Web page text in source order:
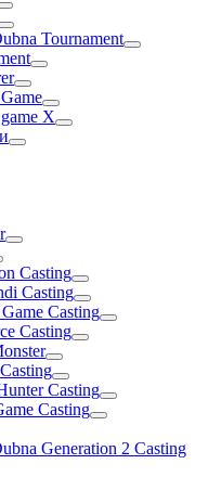
Tournament
X
Casting
Casting
Casting
Casting
Casting
Casting
Generation 2 Casting